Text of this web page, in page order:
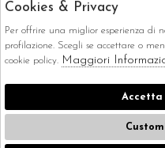
Cookies & Privacy
Per offrire una miglior esperienza di
profilazione. Scegli se accettare o
cookie policy. Maggiori